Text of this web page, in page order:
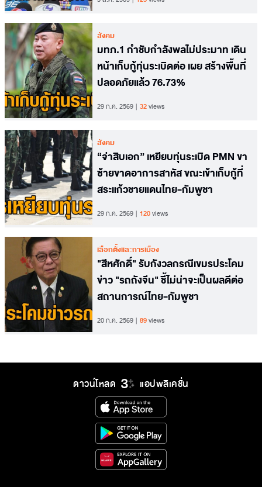
สังคม
มทภ.1 กำชับกำลังพลไม่ประมาท เดิน
หน้าเก็บกู้ทุ่นระเบิดต่อ เผย สร้างพื้นที่
ปลอดภัยแล้ว 76.73%
29 ก.ค. 2569 32views
สังคม
“จ่าสิบเอก” เหยียบทุ่นระเบิด PMN ขา
ซ้ายขาดอาการสาหัส ขณะเข้าเก็บกู้ที่
สระแก้วชายแดนไทย-กัมพูชา
29 ก.ค. 2569 120views
เลือกตั้งและการเมือง
​"สีหศักดิ์" รับกังวลกรณีเขมรประโคม
ข่าว "รถถังจีน" ชี้ไม่น่าจะเป็นผลดีต่อ
สถานการณ์ไทย-กัมพูชา
20 ก.ค. 2569 89views
ดาวน์โหลด แอปพลิเคชั่น